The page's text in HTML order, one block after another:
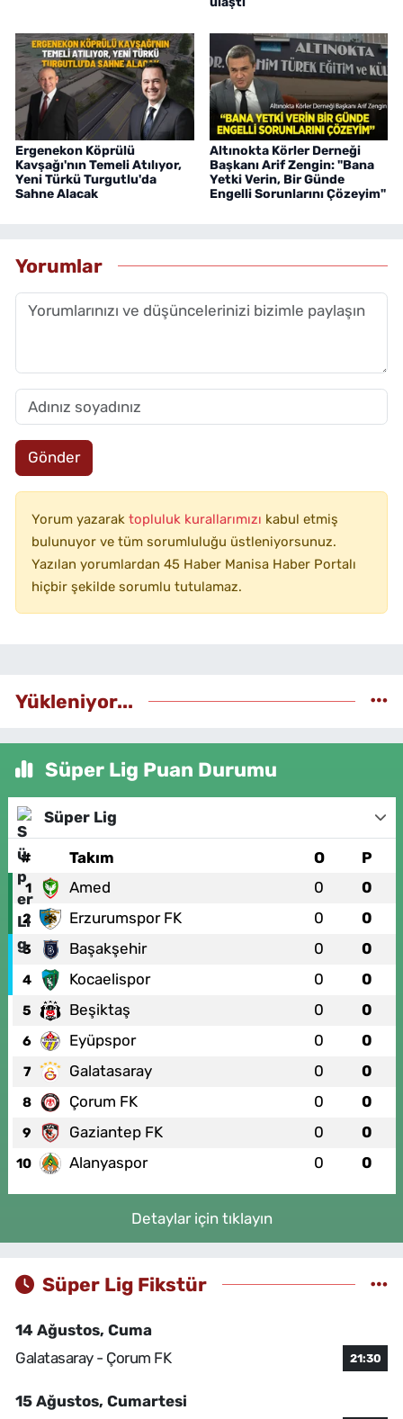
Ergenekon Köprülü
Kavşağı'nın Temeli Atılıyor,
Yeni Türkü Turgutlu'da
Sahne Alacak
Altınokta Körler Derneği
Başkanı Arif Zengin: "Bana
Yetki Verin, Bir Günde
Engelli Sorunlarını Çözeyim"
Yorumlar
Gönder
Yorum yazarak topluluk kurallarımızı kabul etmiş
bulunuyor ve tüm sorumluluğu üstleniyorsunuz.
Yazılan yorumlardan 45 Haber Manisa Haber Portalı
hiçbir şekilde sorumlu tutulamaz.
Yükleniyor...
Süper Lig Puan Durumu
Süper Lig
# Takım O P
1 Amed 0 0
2 Erzurumspor FK 0 0
3 Başakşehir 0 0
4 Kocaelispor 0 0
5 Beşiktaş 0 0
6 Eyüpspor 0 0
7 Galatasaray 0 0
8 Çorum FK 0 0
9 Gaziantep FK 0 0
10 Alanyaspor 0 0
Detaylar için tıklayın
Süper Lig Fikstür
14 Ağustos, Cuma
Galatasaray - Çorum FK
21:30
15 Ağustos, Cumartesi